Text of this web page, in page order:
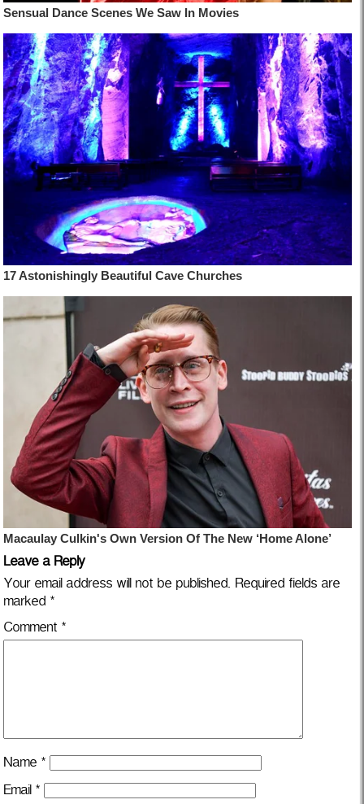
Leave a Reply
Your email address will not be published. Required fields are
marked *
Comment *
Name *
Email *